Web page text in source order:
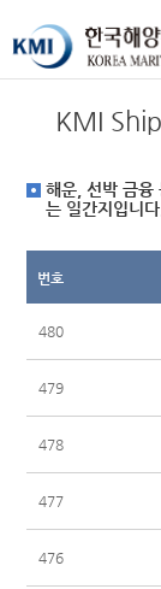
KMI
해운, 선박 금융
는 일간지입니다.
번호
480
479
478
477
476